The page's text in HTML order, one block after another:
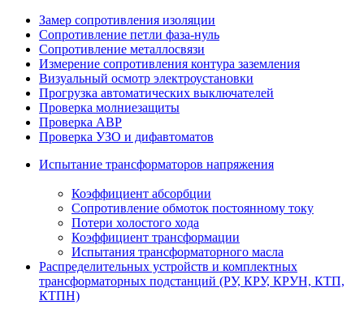
Замер сопротивления изоляции
Сопротивление петли фаза-нуль
Сопротивление металлосвязи
Измерение сопротивления контура заземления
Визуальный осмотр электроустановки
Прогрузка автоматических выключателей
Проверка молниезащиты
Проверка АВР
Проверка УЗО и дифавтоматов
Испытание трансформаторов напряжения
Коэффициент абсорбции
Сопротивление обмоток постоянному току
Потери холостого хода
Коэффициент трансформации
Испытания трансформаторного масла
Распределительных устройств и комплектных
трансформаторных подстанций (РУ, КРУ, КРУН, КТП,
КТПН)